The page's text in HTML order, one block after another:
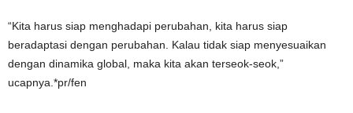
“Kita harus siap menghadapi perubahan, kita harus siap
beradaptasi dengan perubahan. Kalau tidak siap menyesuaikan
dengan dinamika global, maka kita akan terseok-seok,”
ucapnya.*pr/fen